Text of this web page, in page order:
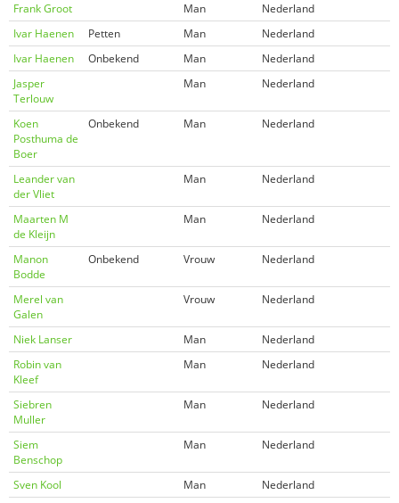
Frank Groot Man
Nederland
Ivar Haenen
Petten Man
Nederland
Ivar Haenen
Onbekend Man
Nederland
Jasper
Terlouw
Man Nederland
Koen
Posthuma de
Boer
Onbekend Man Nederland
Leander van
der Vliet
Man Nederland
Maarten M
de Kleijn
Man Nederland
Manon
Bodde
Onbekend Vrouw Nederland
Merel van
Galen
Vrouw Nederland
Niek Lanser Man
Nederland
Robin van
Kleef
Man Nederland
Siebren
Muller
Man Nederland
Siem
Benschop
Man Nederland
Sven Kool Man
Nederland